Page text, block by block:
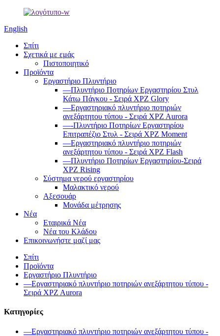
English
Σπίτι
Σχετικά με εμάς
Πιστοποιητικό
Προϊόντα
Εργαστήριο Πλυντήριο
—Πλυντήριο Ποτηρίων Εργαστηρίου Στυλ
Κάτω Πάγκου - Σειρά XPZ Glory
—Εργαστηριακό πλυντήριο ποτηριών
ανεξάρτητου τύπου - Σειρά XPZ Aurora
—-Πλυντήριο Ποτηρίων Εργαστηρίου
Επιτραπέζιο Στυλ - Σειρά XPZ Moment
—Εργαστηριακό πλυντήριο ποτηριών
ανεξάρτητου τύπου - Σειρά XPZ Flash
—Πλυντήριο Ποτηρίων Εργαστηρίου-Σειρά
XPZ Rising
Σύστημα νερού εργαστηρίου
Μαλακτικό νερού
Αξεσουάρ
Μονάδα μέτρησης
Νέα
Εταιρικά Νέα
Νέα του Κλάδου
Επικοινωνήστε μαζί μας
Σπίτι
Προϊόντα
Εργαστήριο Πλυντήριο
—Εργαστηριακό πλυντήριο ποτηριών ανεξάρτητου τύπου -
Σειρά XPZ Aurora
Κατηγορίες
—Εργαστηριακό πλυντήριο ποτηριών ανεξάρτητου τύπου -